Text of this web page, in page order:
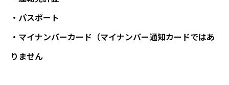
・パスポート
・マイナンバーカード（マイナンバー通知カードではあ
りません